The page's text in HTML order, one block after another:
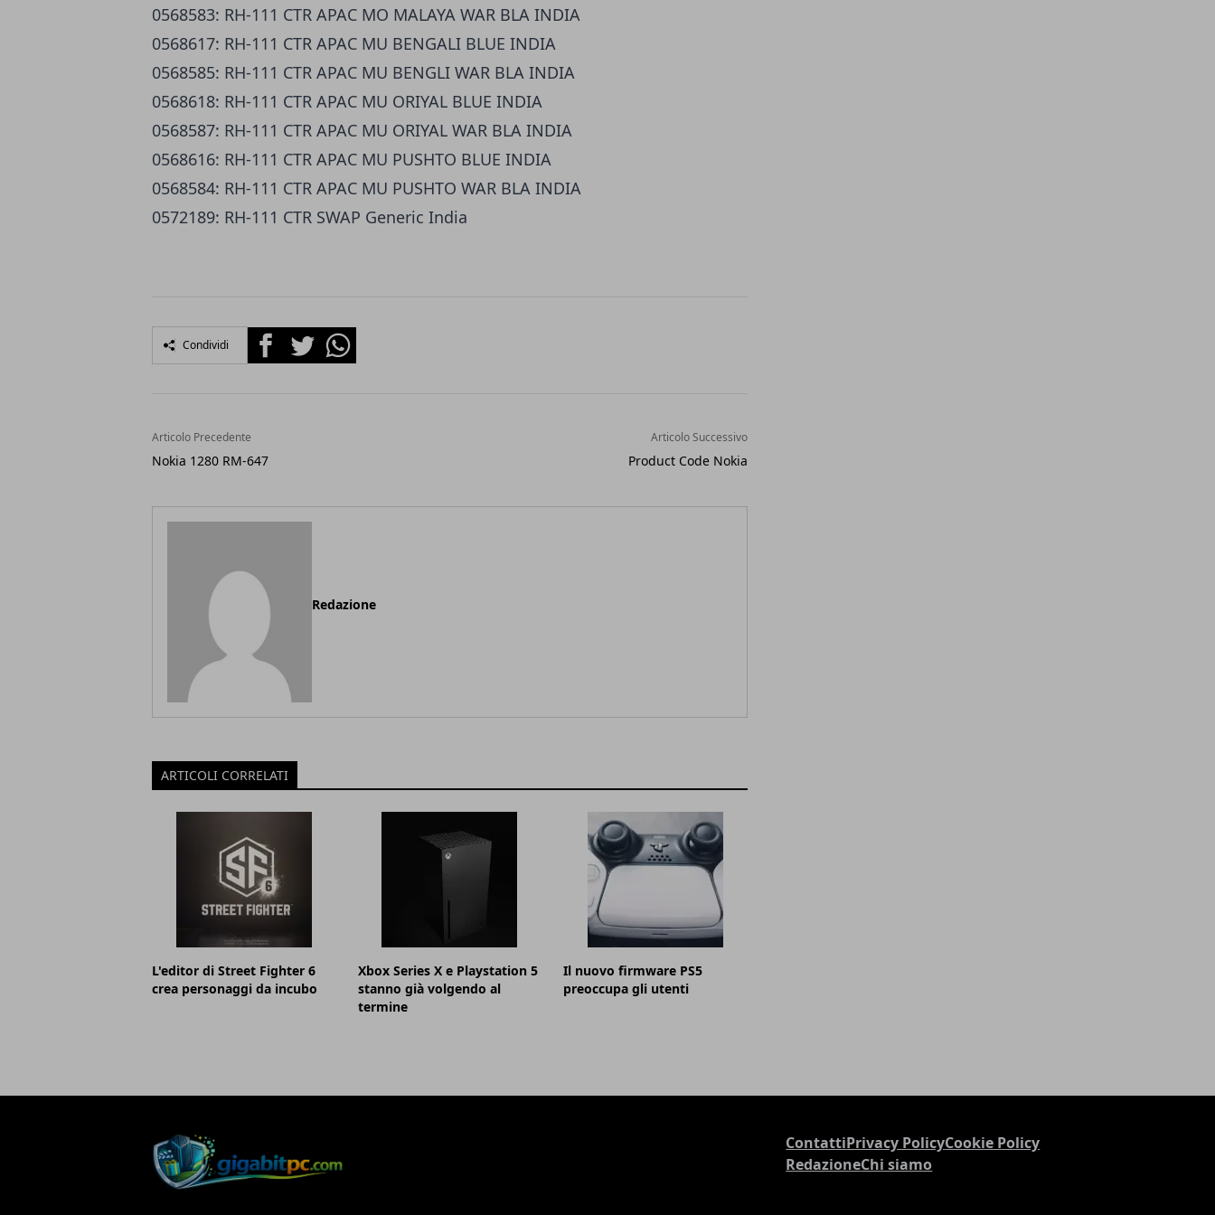
0568583: RH-111 CTR APAC MO MALAYA WAR BLA INDIA
0568617: RH-111 CTR APAC MU BENGALI BLUE INDIA
0568585: RH-111 CTR APAC MU BENGLI WAR BLA INDIA
0568618: RH-111 CTR APAC MU ORIYAL BLUE INDIA
0568587: RH-111 CTR APAC MU ORIYAL WAR BLA INDIA
0568616: RH-111 CTR APAC MU PUSHTO BLUE INDIA
0568584: RH-111 CTR APAC MU PUSHTO WAR BLA INDIA
0572189: RH-111 CTR SWAP Generic India
Condividi FacebookTwitterWhatsapp
Articolo Precedente
Nokia 1280 RM-647
Articolo Successivo
Product Code Nokia
Redazione
ARTICOLI CORRELATI
L'editor di Street Fighter 6
crea personaggi da incubo
Xbox Series X e Playstation 5
stanno già volgendo al
termine
Il nuovo firmware PS5
preoccupa gli utenti
ContattiPrivacy PolicyCookie Policy
RedazioneChi siamo